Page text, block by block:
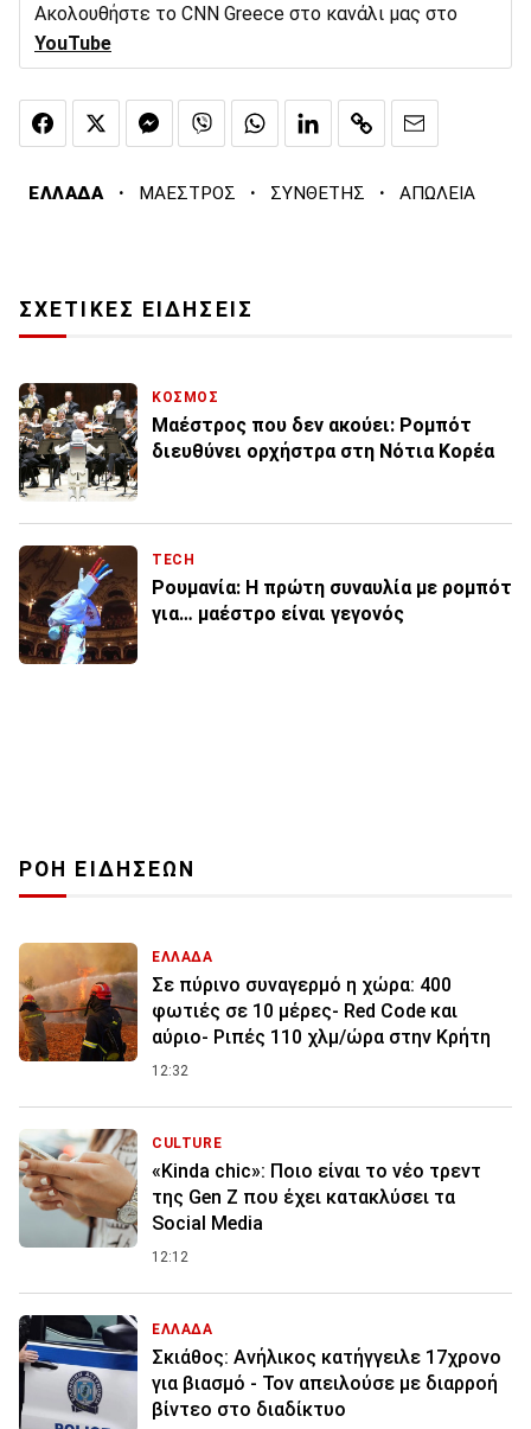
Ακολουθήστε το CNN Greece στο κανάλι μας στο
YouTube
ΕΛΛΑΔΑ · ΜΑΕΣΤΡΟΣ · ΣΥΝΘΕΤΗΣ · ΑΠΩΛΕΙΑ
ΣΧΕΤΙΚΕΣ ΕΙΔΗΣΕΙΣ
ΚΟΣΜΟΣ
Μαέστρος που δεν ακούει: Ρομπότ
διευθύνει ορχήστρα στη Νότια Κορέα
TECH
Ρουμανία: Η πρώτη συναυλία με ρομπότ
για… μαέστρο είναι γεγονός
ΡΟΗ ΕΙΔΗΣΕΩΝ
ΕΛΛΑΔΑ
Σε πύρινο συναγερμό η χώρα: 400
φωτιές σε 10 μέρες- Red Code και
αύριο- Ριπές 110 χλμ/ώρα στην Κρήτη
12:32
CULTURE
«Kinda chic»: Ποιο είναι το νέο τρεντ
της Gen Z που έχει κατακλύσει τα
Social Media
12:12
ΕΛΛΑΔΑ
Σκιάθος: Ανήλικος κατήγγειλε 17χρονο
για βιασμό - Τον απειλούσε με διαρροή
βίντεο στο διαδίκτυο